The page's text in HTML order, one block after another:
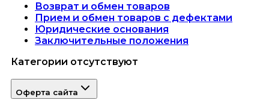
Возврат и обмен товаров
Прием и обмен товаров с дефектами
Юридические основания
Заключительные положения
Категории отсутствуют
Оферта сайта